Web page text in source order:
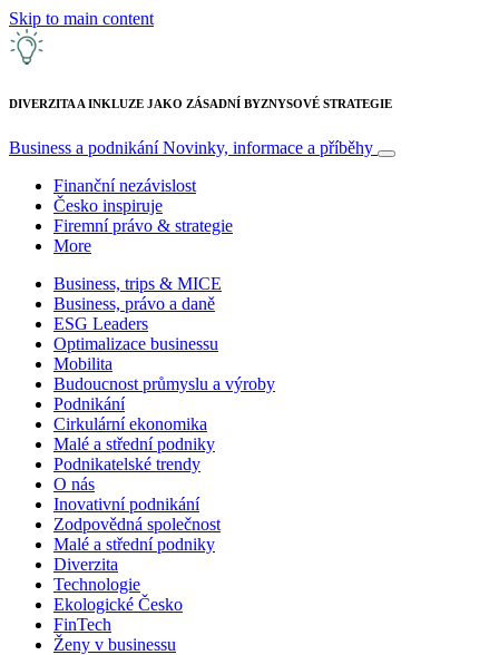
Skip to main content
DIVERZITA A INKLUZE JAKO ZÁSADNÍ BYZNYSOVÉ STRATEGIE
Business a podnikáníNovinky, informace a příběhy
Finanční nezávislost
Česko inspiruje
Firemní právo & strategie
More
Business, trips & MICE
Business, právo a daně
ESG Leaders
Optimalizace businessu
Mobilita
Budoucnost průmyslu a výroby
Podnikání
Cirkulární ekonomika
Malé a střední podniky
Podnikatelské trendy
O nás
Inovativní podnikání
Zodpovědná společnost
Malé a střední podniky
Diverzita
Technologie
Ekologické Česko
FinTech
Ženy v businessu